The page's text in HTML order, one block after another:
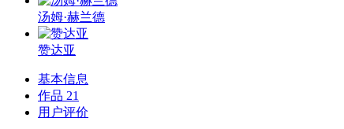
汤姆·赫兰德
赞达亚
基本信息
作品 21
用户评价